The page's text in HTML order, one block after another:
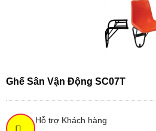
Ghế Sân Vận Động SC07T
Hỗ trợ Khách hàng